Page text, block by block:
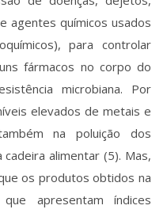
agentes químicos usados
para controlar
fármacos no corpo do
microbiana. Por
elevados de metais e
na poluição dos
alimentar (5). Mas,
os produtos obtidos na
apresentam índices